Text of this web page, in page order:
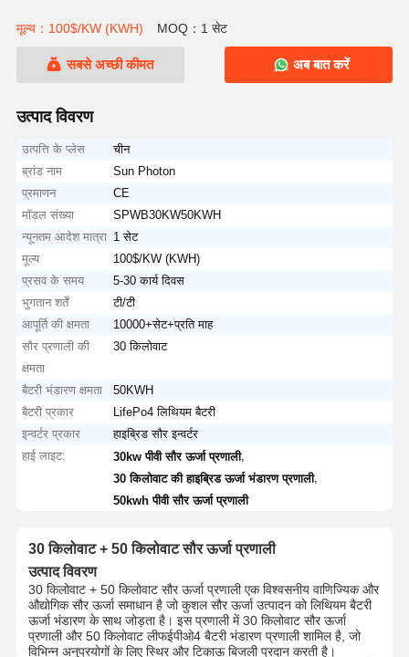
मूल्य：100$/KW (KWH) MOQ：1 सेट
सबसे अच्छी कीमत अब बात करें
उत्पाद विवरण
उत्पत्ति के प्लेस
चीन
ब्रांड नाम
Sun Photon
प्रमाणन
CE
मॉडल संख्या
SPWB30KW50KWH
न्यूनतम आदेश मात्रा 1 सेट
मूल्य
100$/KW (KWH)
प्रसव के समय
5-30 कार्य दिवस
भुगतान शर्तें
टी/टी
आपूर्ति की क्षमता
10000+सेट+प्रति माह
सौर प्रणाली की
क्षमता
30 किलोवाट
बैटरी भंडारण क्षमता
50KWH
बैटरी प्रकार
LifePo4 लिथियम बैटरी
इन्वर्टर प्रकार
हाइब्रिड सौर इन्वर्टर
हाई लाइट:
30kw पीवी सौर ऊर्जा प्रणाली,
30 किलोवाट की हाइब्रिड ऊर्जा भंडारण प्रणाली,
50kwh पीवी सौर ऊर्जा प्रणाली
30 किलोवाट + 50 किलोवाट सौर ऊर्जा प्रणाली
उत्पाद विवरण
30 किलोवाट + 50 किलोवाट सौर ऊर्जा प्रणाली एक विश्वसनीय वाणिज्यिक और
औद्योगिक सौर ऊर्जा समाधान है जो कुशल सौर ऊर्जा उत्पादन को लिथियम बैटरी
ऊर्जा भंडारण के साथ जोड़ता है। इस प्रणाली में 30 किलोवाट सौर ऊर्जा
प्रणाली और 50 किलोवाट लीफईपीओ4 बैटरी भंडारण प्रणाली शामिल है, जो
विभिन्न अनुप्रयोगों के लिए स्थिर और टिकाऊ बिजली प्रदान करती है।